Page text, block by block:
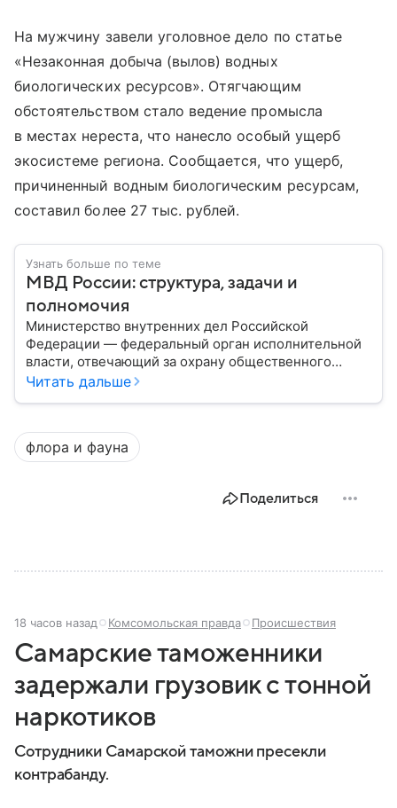
На мужчину завели уголовное дело по статье
«Незаконная добыча (вылов) водных
биологических ресурсов». Отягчающим
обстоятельством стало ведение промысла
в местах нереста, что нанесло особый ущерб
экосистеме региона. Сообщается, что ущерб,
причиненный водным биологическим ресурсам,
составил более 27 тыс. рублей.
Узнать больше по теме
МВД России: структура, задачи и
полномочия
Министерство внутренних дел Российской
Федерации — федеральный орган исполнительной
власти, отвечающий за охрану общественного
порядка, борьбу с преступностью, обеспечение
В материале рассказываем, чем занимается МВД
России, какие задачи выполняет министерство, как
устроена его структура, кто возглавляет ведомство
Читать дальше
флора и фауна
Поделиться
18 часов назад Комсомольская правда Происшествия
Самарские таможенники
задержали грузовик с тонной
наркотиков
Сотрудники Самарской таможни пресекли
контрабанду.